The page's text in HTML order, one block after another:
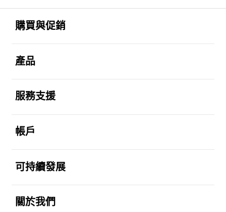
購買與促銷
產品
服務支援
帳戶
可持續發展
關於我們